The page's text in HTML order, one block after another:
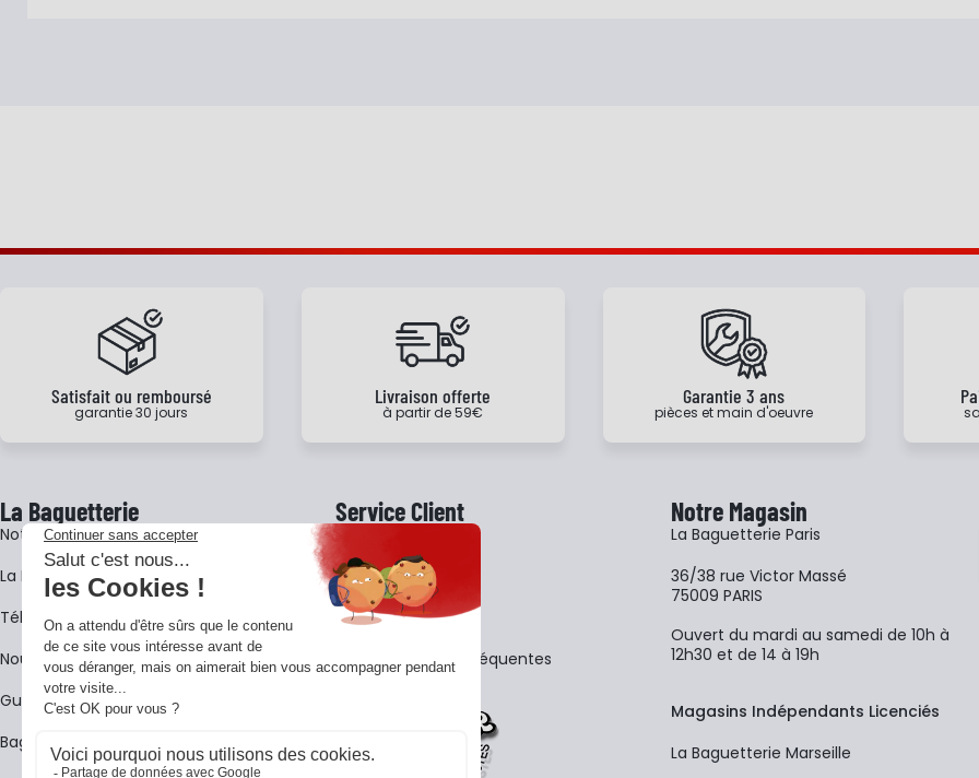
Satisfait ou remboursé
garantie 30 jours
Livraison offerte
à partir de 59€
Garantie 3 ans
pièces et main d'oeuvre
La Baguetterie
Notre histoire
La BagShow
​Télécharger le catalogue
Nous contacter
Guides La Baguetterie
Baguetterie Shop Online
Service Client
Garantie 3 ans
CGV
FAQ - Questions Fréquentes
Notre Magasin
La Baguetterie Paris
36/38 rue Victor Massé
75009 PARIS
Ouvert du mardi au samedi de 10h à
12h30 et de 14 à 19h
Magasins Indépendants Licenciés
La Baguetterie Marseille